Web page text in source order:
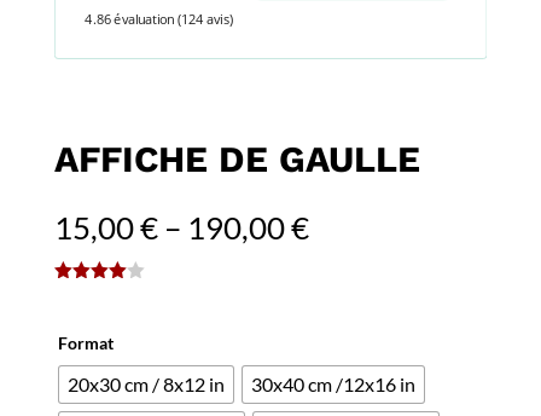
4.86 évaluation (124 avis)
AFFICHE DE GAULLE
15,00€– 190,00€
sur
notation
client
Format
20x30 cm / 8x12 in
30x40 cm /12x16 in